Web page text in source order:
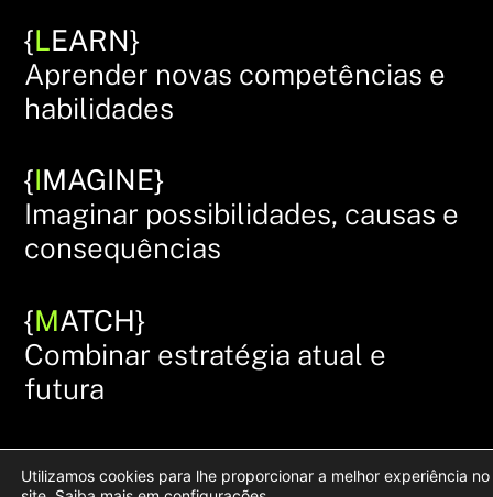
{LEARN}
Aprender novas competências e
habilidades
{IMAGINE}
Imaginar possibilidades, causas e
consequências
{MATCH}
Combinar estratégia atual e
futura
{ACT}
Utilizamos cookies para lhe proporcionar a melhor experiência no